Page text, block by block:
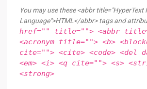
You may use these <abbr title="HyperText
Language">HTML</abbr> tags and
href="" title=""> <abbr
<acronym title=""> <b>
cite=""> <cite> <code> <del
<em> <i> <q cite=""> <s>
<strong>